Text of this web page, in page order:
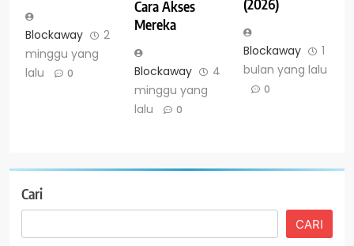
Blockaway
2
minggu yang
lalu
0
Cara Akses
Mereka
Blockaway
4
minggu yang
lalu
0
(2026)
Blockaway
1
bulan yang lalu
0
Cari
CARI